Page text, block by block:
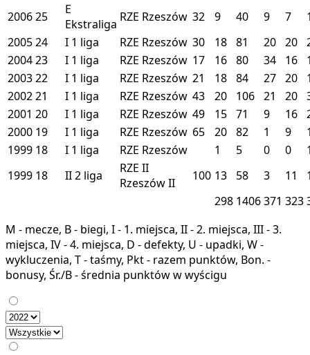
200625
E
Ekstraliga RZE Rzeszów 32 9 40 9 7
200524 I 1 liga RZE Rzeszów 30 18 81 20 20
200423 I 1 liga RZE Rzeszów 17 16 80 34 16
200322 I 1 liga RZE Rzeszów 21 18 84 27 20
200221 I 1 liga RZE Rzeszów 43 20 106 21 20
2001 20 I 1 liga RZE Rzeszów 49 15 71 9 16
2000 19 I 1 liga RZE Rzeszów 65 20 82 1 9
1999 18 I 1 liga RZE Rzeszów 1 5 0 0
1999 18 II2 liga
RZE II
Rzeszów II
100 13 58 3 11
298 1406371 323
M - mecze, B - biegi, I - 1. miejsca, II - 2. miejsca, III - 3.
miejsca, IV - 4. miejsca, D - defekty, U - upadki, W -
wykluczenia, T - taśmy, Pkt - razem punktów, Bon. -
bonusy, Śr./B - średnia punktów w wyścigu